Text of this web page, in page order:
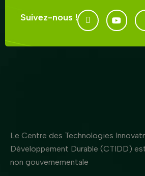
Suivez-nous !
Le Centre des Technologies
Développement Durable (CTIDD)
non gouvernementale